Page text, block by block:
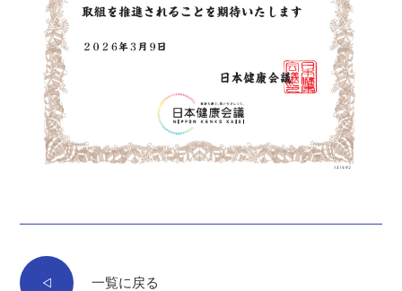
一覧に戻る